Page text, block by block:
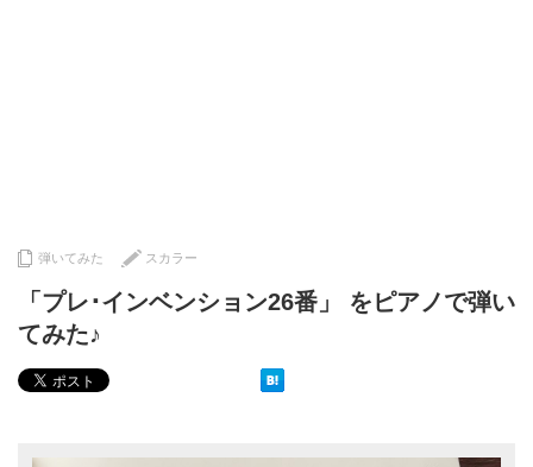
弾いてみた スカラー
「プレ･インベンション26番」 をピアノで弾い
てみた♪